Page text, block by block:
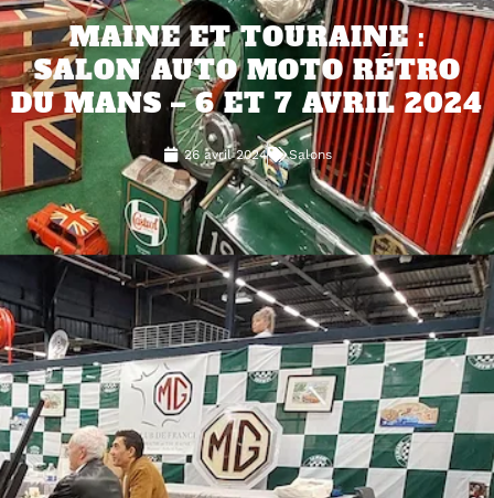
MAINE ET TOURAINE :
SALON AUTO MOTO RÉTRO
DU MANS – 6 ET 7 AVRIL 2024
26 avril 2024 Salons